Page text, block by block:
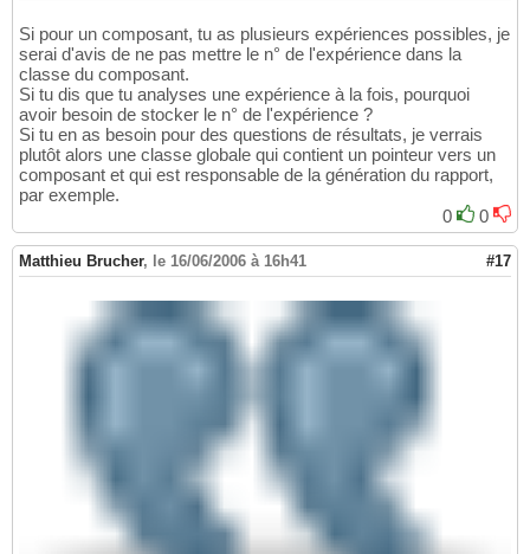
Si pour un composant, tu as plusieurs expériences possibles, je
serai d'avis de ne pas mettre le n° de l'expérience dans la
classe du composant.
Si tu dis que tu analyses une expérience à la fois, pourquoi
avoir besoin de stocker le n° de l'expérience ?
Si tu en as besoin pour des questions de résultats, je verrais
plutôt alors une classe globale qui contient un pointeur vers un
composant et qui est responsable de la génération du rapport,
par exemple.
0
0
Matthieu Brucher, le 16/06/2006 à 16h41 #17